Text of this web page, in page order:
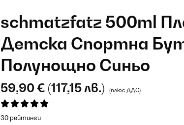
schmatzfatz 500ml
Детска Спортна
Полунощно Синьо
59,90 € (117,15 лв.) (плюс ДДС)
30 рейтинги